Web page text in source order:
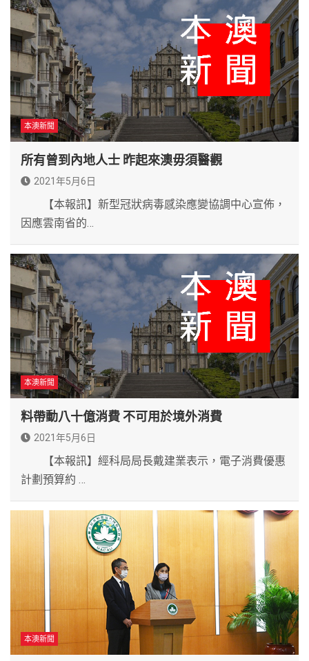
本澳新聞
所有曾到內地人士 昨起來澳毋須醫觀
2021年5月6日
【本報訊】新型冠狀病毒感染應變協調中心宣佈，
因應雲南省的…
本澳新聞
料帶動八十億消費 不可用於境外消費
2021年5月6日
【本報訊】經科局局長戴建業表示，電子消費優惠
計劃預算約 …
本澳新聞